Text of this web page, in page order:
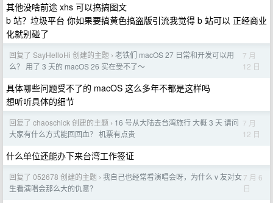
其他没啥前途 xhs 可以搞搞图文
b 站？垃圾平台 你如果要搞黄色搞盗版引流我觉得 b 站可以 正经商业
化就别碰了
回复了 SayHelloHi 创建的主题 › 老铁们 macOS 27 日常和开发可以用
么？ 用了 3 天的 macOS 26 实在受不了～
7 月
12 日
具体哪些问题受不了的 macOS 这么多年不都是这样吗
想听听具体的细节
回复了 chaoschick 创建的主题 › 16 号从大陆去台湾旅行 大概 3 天 请问
大家有什么方式能回回血？ 机票有点贵
7 月
12 日
什么单位还能办下来台湾工作签证
回复了 052678 创建的主题 › 我自己也经常看演唱会呀，为什么 v 友对女
生看演唱会那么大的仇意？
7 月 6
日